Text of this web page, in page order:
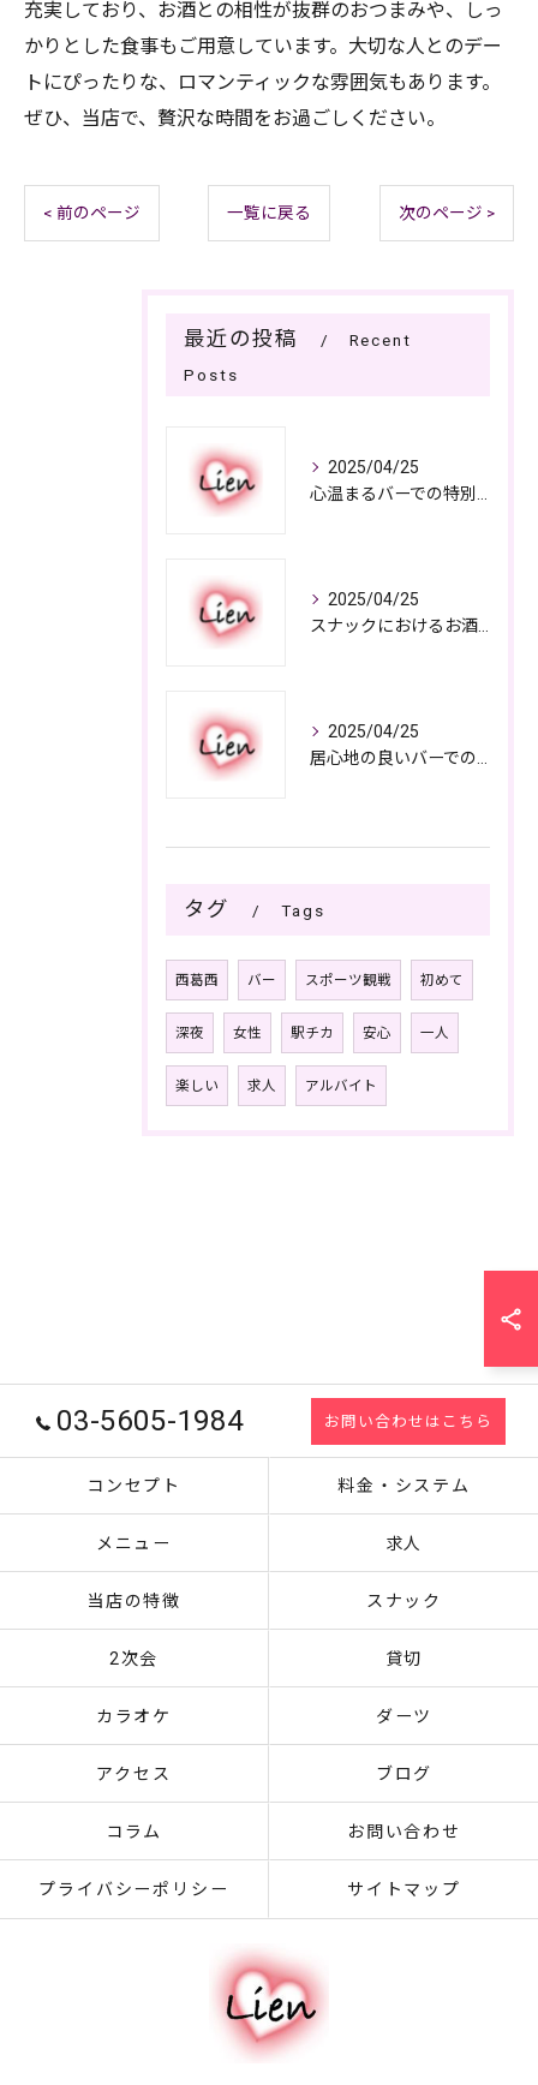
充実しており、お酒との相性が抜群のおつまみや、しっ
かりとした食事もご用意しています。大切な人とのデー
トにぴったりな、ロマンティックな雰囲気もあります。
ぜひ、当店で、贅沢な時間をお過ごしください。
< 前のページ 一覧に戻る 次のページ >
最近の投稿
Recent
Posts
2025/04/25
2025/04/25
2025/04/25
タグ Tags
西葛西 バー スポーツ観戦 初めて
深夜 女性 駅チカ 安心 一人
楽しい 求人 アルバイト
03-5605-1984 お問い合わせはこちら
コンセプト 料金・システム
メニュー 求人
当店の特徴 スナック
2次会 貸切
カラオケ ダーツ
アクセス ブログ
コラム お問い合わせ
プライバシーポリシー サイトマップ